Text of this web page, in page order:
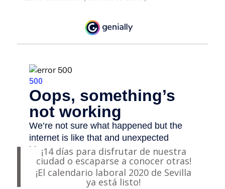
¡14 días para disfrutar de nuestra
ciudad o escaparse a conocer otras!
¡El calendario laboral 2020 de Sevilla
ya está listo!